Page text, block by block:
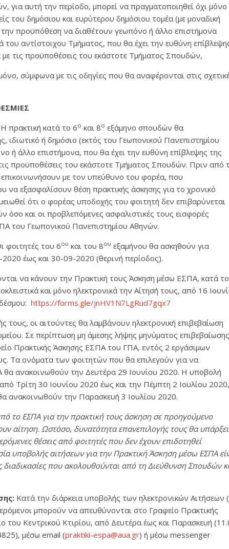
για αυτή την περίοδο, μπορεί να πραγματοποιηθεί όχι μόνο
του δημόσιου και ευρύτερου δημόσιου τομέα (με μοναδική
προϋπόθεση να διαθέτουν γεωπόνο ή άλλο επιστήμονα
αντίστοιχου Τμήματος, που θα έχει την ευθύνη
τις προϋποθέσεις του εκάστοτε Τμήματος Σπουδών,
σύμφωνα με τις οδηγίες που θα αναφέρονται στις
πρακτική κατά το 6ο και 8ο εξάμηνο σπουδών θα
ή δημόσιο (εκτός του Γεωπονικού Πανεπιστημίου
ή άλλο επιστήμονα, που θα έχει την ευθύνη επίβλεψης της
προϋποθέσεις του εκάστοτε Τμήματος Σπουδών. Πριν από
με τον υπεύθυνο του φορέα, που
να εξασφαλίσουν θέση πρακτικής άσκησης για το χρονικό
ότι ο φορέας υποδοχής του φοιτητή δεν επιβαρύνεται
όσο και οι προβλεπόμενες ασφαλιστικές τους εισφορές
του Γεωπονικού Πανεπιστημίου Αθηνών.
φοιτητές του 6ου και του 8ου εξαμήνου θα ασκηθούν για
έως και 30-09-2020 (θερινή περίοδος).
να κάνουν την Πρακτική τους Άσκηση μέσω ΕΣΠΑ, κατά το
και μόνο ηλεκτρονικά την Αίτησή τους, από 16
https://forms.gle/jnHV1N7LgRud7gqx7
οι αιτούντες θα λαμβάνουν ηλεκτρονική επιβεβαίωση
Σε περίπτωση μη άμεσης λήψης μηνύματος
Πρακτικής Άσκησης ΕΣΠΑ του ΓΠΑ, εντός 2 εργάσιμων
Τα ονόματα των φοιτητών που θα επιλεγούν για να
ανακοινωθούν την Δευτέρα 29 Ιουνίου 2020. Η υποβολή
Τρίτη 30 Ιουνίου 2020 έως και την Πέμπτη 2 Ιουλίου 2020,
ανακοινωθούν την Παρασκευή 3 Ιουλίου 2020.
το ΕΣΠΑ για την πρακτική τους άσκηση σε προηγούμενο
αίτηση. Ωστόσο, δυνατότητα επανεπιλογής τους θα υπάρξει
θέσεις από φοιτητές που δεν έχουν επιδοτηθεί
υποβολής αιτήσεων για την Πρακτική Άσκηση μέσω ΕΣΠΑ
διαδικασίες που ακολουθούνται από τη Διεύθυνση Σπουδών
Κατά την διάρκεια υποβολής των ηλεκτρονικών Αιτήσεων
μπορούν να απευθύνονται στο Γραφείο Πρακτικής
Κεντρικού Κτιρίου, από Δευτέρα έως και Παρασκευή
μέσω email (praktiki-espa@aua.gr) ή μέσω messenger